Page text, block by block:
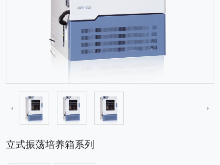
立式振荡培养箱系列